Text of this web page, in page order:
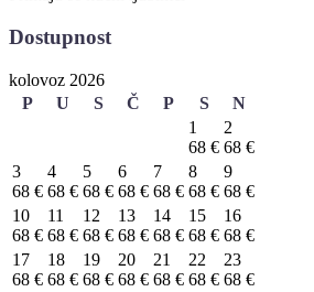
Dostupnost
kolovoz 2026
P
U S Č P S
N
1
68 €
2
68 €
3
68 €
4
68 €
5
68 €
6
68 €
7
68 €
8
68 €
9
68 €
10
68 €
11
68 €
12
68 €
13
68 €
14
68 €
15
68 €
16
68 €
17
68 €
18
68 €
19
68 €
20
68 €
21
68 €
22
68 €
23
68 €